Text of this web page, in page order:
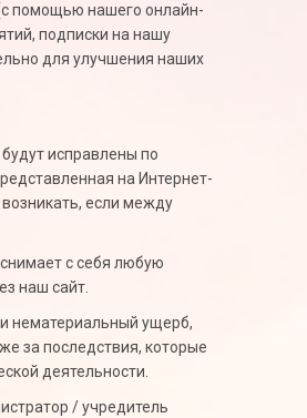
помощью нашего онлайн-
подписки на нашу
для улучшения наших
исправлены по
на Интернет-
возникать, если между
снимает с себя любую
наш сайт.
нематериальный ущерб,
за последствия, которые
деятельности.
/ учредитель